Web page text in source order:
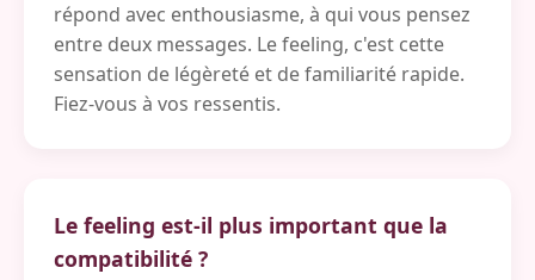
répond avec enthousiasme, à qui vous pensez
entre deux messages. Le feeling, c'est cette
sensation de légèreté et de familiarité rapide.
Fiez-vous à vos ressentis.
Le feeling est-il plus important que la
compatibilité ?